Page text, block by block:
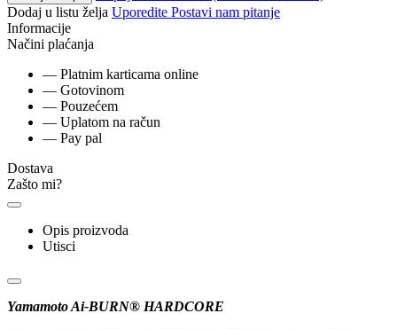
Dodaj u listu želja Uporedite Postavi nam pitanje
Informacije
Načini plaćanja
— Platnim karticama online
— Gotovinom
— Pouzećem
— Uplatom na račun
— Pay pal
Dostava
Zašto mi?
Opis proizvoda
Utisci
Yamamoto Ai-BURN® HARDCORE